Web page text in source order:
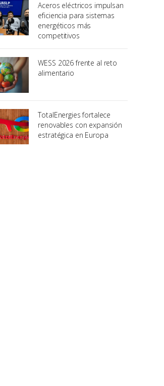
Aceros eléctricos impulsan
eficiencia para sistemas
energéticos más
competitivos
WESS 2026 frente al reto
alimentario
TotalEnergies fortalece
renovables con expansión
estratégica en Europa